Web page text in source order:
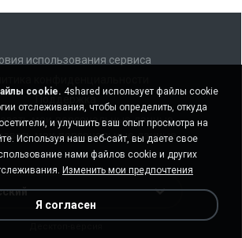
использования сервиса
мои персональные данные
мои персональные данные
cookie. 4shared использует файлы cookie
отслеживания, чтобы определить, откуда
и улучшить ваш опыт просмотра на
Используя наш веб-сайт, вы даете свое
нами файлов cookie и других
Изменить мои предпочтения
Я согласен